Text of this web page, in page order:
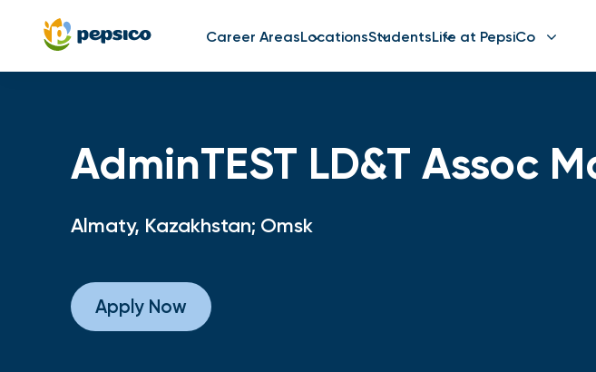
Career AreasLocationsStudentsLife at PepsiCo
AdminTEST LD&T Assoc
Almaty, Kazakhstan; Omsk
Apply Now